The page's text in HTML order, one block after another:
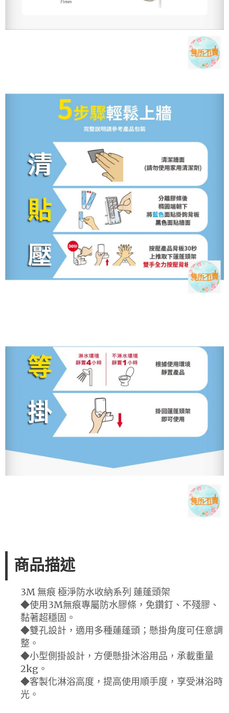
商品描述
3M 無痕 極淨防水收納系列 蓮蓬頭架
◆使用3M無痕專屬防水膠條，免鑽釘、不殘膠、
黏著超穩固。
◆雙孔設計，適用多種蓮蓬頭；懸掛角度可任意調
整。
◆小型側掛設計，方便懸掛沐浴用品，承載重量
2kg。
◆客製化淋浴高度，提高使用順手度，享受淋浴時
光。